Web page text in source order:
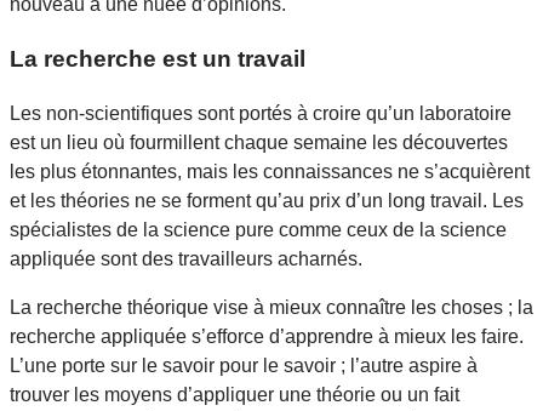
nouveau à une nuée d’opinions.
La recherche est un travail
Les non-scientifiques sont portés à croire qu’un laboratoire
est un lieu où fourmillent chaque semaine les découvertes
les plus étonnantes, mais les connaissances ne s’acquièrent
et les théories ne se forment qu’au prix d’un long travail. Les
spécialistes de la science pure comme ceux de la science
appliquée sont des travailleurs acharnés.
La recherche théorique vise à mieux connaître les choses ; la
recherche appliquée s’efforce d’apprendre à mieux les faire.
L’une porte sur le savoir pour le savoir ; l’autre aspire à
trouver les moyens d’appliquer une théorie ou un fait